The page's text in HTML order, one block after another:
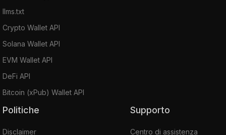
llms.txt
Crypto Wallet API
Solana Wallet API
EVM Wallet API
DeFi API
Bitcoin (xPub) Wallet API
Politiche
Disclaimer
Supporto
Centro di assistenza